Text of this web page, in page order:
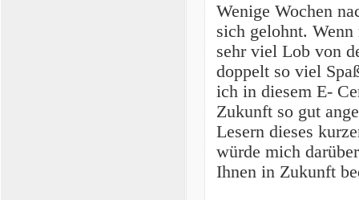
Wenige Wochen
sich gelohnt.
sehr viel Lob von
doppelt so viel
ich in diesem E-
Zukunft so gut
Lesern dieses
würde mich
Ihnen in Zukunft